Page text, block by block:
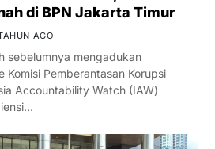
di BPN Jakarta Timur
AGO
sebelumnya mengadukan
Komisi Pemberantasan Korupsi
Accountability Watch (IAW)